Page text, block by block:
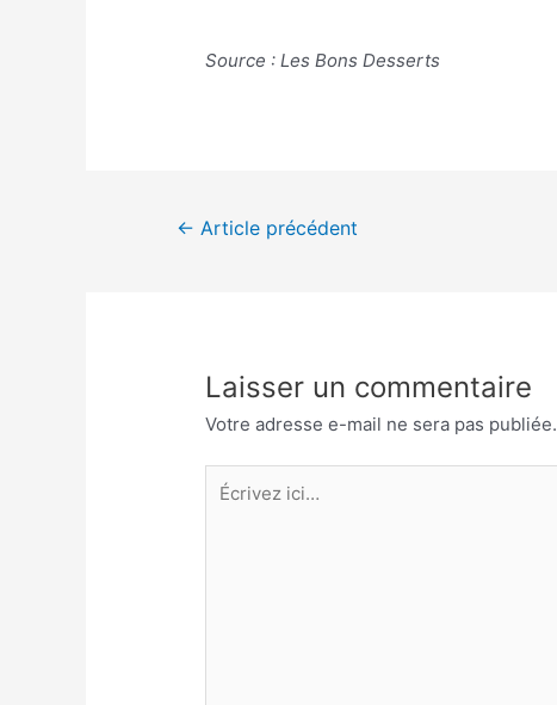
Source : Les Bons Desserts
Navigation
← Article précédent
Laisser un commentaire
Votre adresse e-mail ne sera pas publiée.
Écrivez
ici…